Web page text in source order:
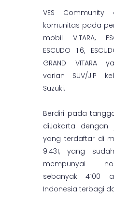
VES Community
komunitas pada
mobil VITARA,
ESCUDO 1.6,
GRAND VITARA
varian SUV/JIP
Suzuki.
Berdiri pada
diJakarta dengan
yang terdaftar di
9.431, yang
mempunyai
sebanyak 4100
Indonesia terbagi